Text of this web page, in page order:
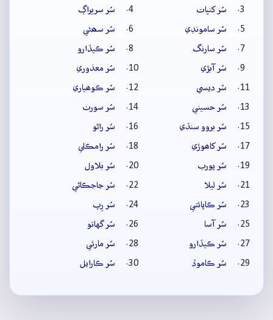
سُر کنڀات
سُر سريراڳ
سُر سامونڊي
سُر سھڻي
سُر سارنگ
سُر ڪيڏارو
سُر آبڙي
سُر معذوري
سُر ديسي
سُر ڪوھياري
سُر حسيني
سُر سورٺ
سُر بروو سنڌي
سُر راڻو
سُر کاھوڙي
سُر رامڪلي
سُر پورب
سُر بلاول
سُر ليلا
سُر جاجڪاڻي
سُر ڪاپائتي
سُر رِپ
سُر آسا
سُر گهاتو
سُر ڪيڏارو
سُر مارئي
سُر ڪاموڏ
سُر ڪارايل